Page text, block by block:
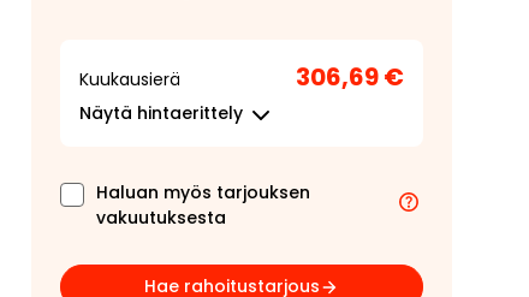
Kuukausierä 306,69 €
Näytä hintaerittely
Haluan myös tarjouksen
vakuutuksesta
Hae rahoitustarjous